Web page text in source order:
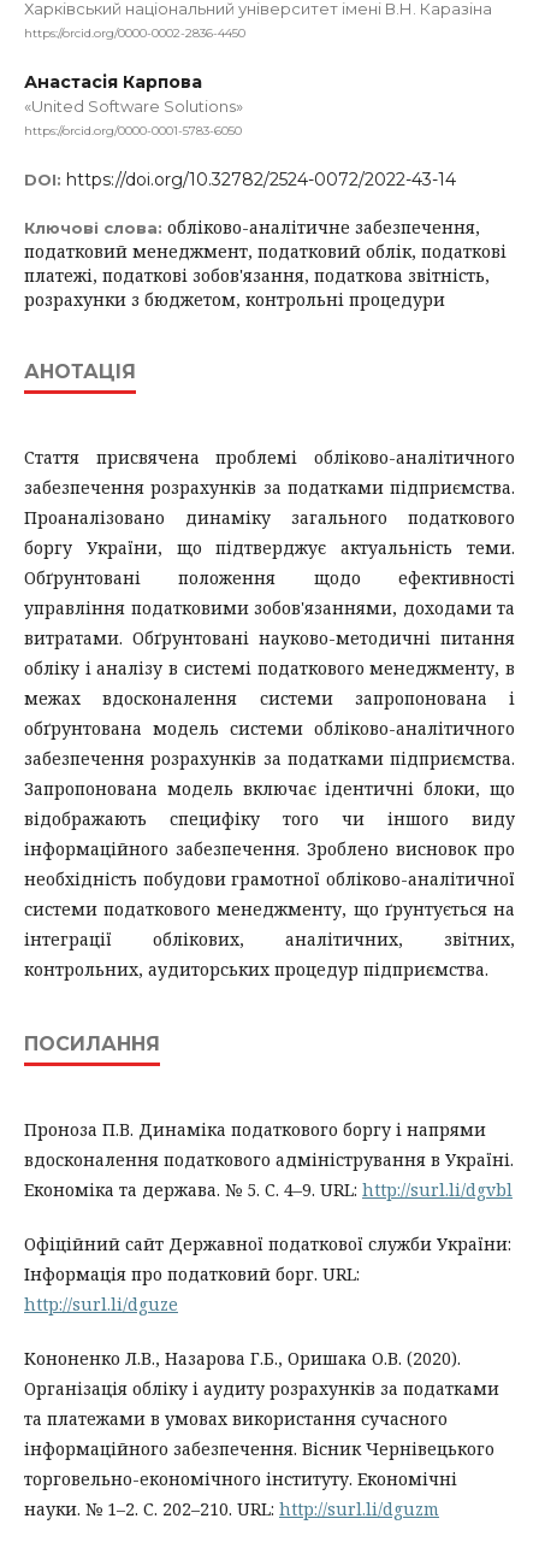
Харківський національний університет імені В.Н. Каразіна
https://orcid.org/0000-0002-2836-4450
Анастасія Карпова
«United Software Solutions»
https://orcid.org/0000-0001-5783-6050
DOI: https://doi.org/10.32782/2524-0072/2022-43-14
Ключові слова: обліково-аналітичне забезпечення,
податковий менеджмент, податковий облік, податкові
платежі, податкові зобов'язання, податкова звітність,
розрахунки з бюджетом, контрольні процедури
АНОТАЦІЯ
Стаття присвячена проблемі обліково-аналітичного
забезпечення розрахунків за податками підприємства.
Проаналізовано динаміку загального податкового
боргу України, що підтверджує актуальність теми.
Обґрунтовані положення щодо ефективності
управління податковими зобов'язаннями, доходами та
витратами. Обґрунтовані науково-методичні питання
обліку і аналізу в системі податкового менеджменту, в
межах вдосконалення системи запропонована і
обґрунтована модель системи обліково-аналітичного
забезпечення розрахунків за податками підприємства.
Запропонована модель включає ідентичні блоки, що
відображають специфіку того чи іншого виду
інформаційного забезпечення. Зроблено висновок про
необхідність побудови грамотної обліково-аналітичної
системи податкового менеджменту, що ґрунтується на
інтеграції облікових, аналітичних, звітних,
контрольних, аудиторських процедур підприємства.
ПОСИЛАННЯ
Проноза П.В. Динаміка податкового боргу і напрями
вдосконалення податкового адміністрування в Україні.
Економіка та держава. № 5. С. 4–9. URL: http://surl.li/dgvbl
Офіційний сайт Державної податкової служби України:
Інформація про податковий борг. URL:
http://surl.li/dguze
Кононенко Л.В., Назарова Г.Б., Оришака О.В. (2020).
Організація обліку і аудиту розрахунків за податками
та платежами в умовах використання сучасного
інформаційного забезпечення. Вісник Чернівецького
торговельно-економічного інституту. Економічні
науки. № 1–2. С. 202–210. URL: http://surl.li/dguzm